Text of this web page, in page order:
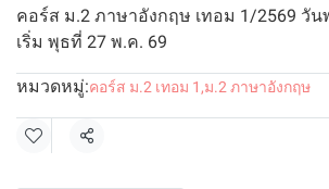
คอร์ส ม.2 ภาษาอังกฤษ เทอม 1/2569 วัน
เริ่ม พุธที่ 27 พ.ค. 69
หมวดหมู่:คอร์ส ม.2 เทอม 1 ,ม.2 ภาษาอังกฤษ
แชร์